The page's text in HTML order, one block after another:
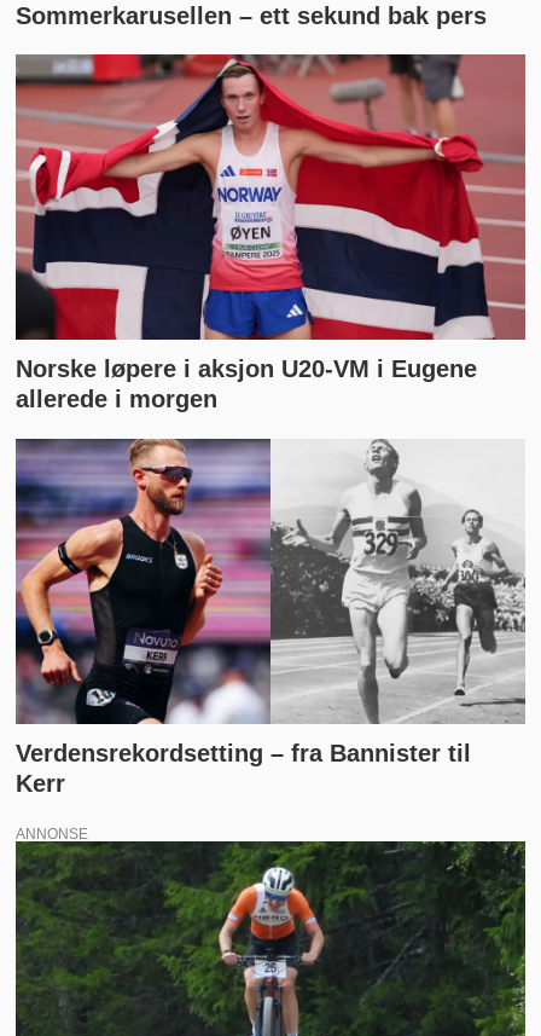
Sommerkarusellen – ett sekund bak pers
Norske løpere i aksjon U20-VM i Eugene
allerede i morgen
Verdensrekordsetting – fra Bannister til
Kerr
ANNONSE